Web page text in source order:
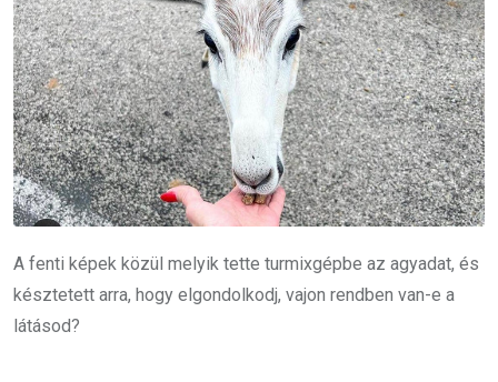
A fenti képek közül melyik tette turmixgépbe az agyadat, és
késztetett arra, hogy elgondolkodj, vajon rendben van-e a
látásod?